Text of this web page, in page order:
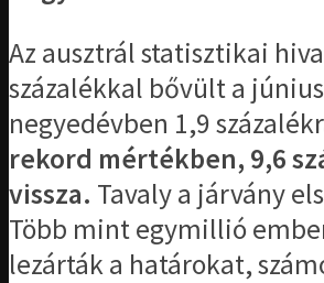
Az ausztrál statisztikai
százalékkal bővült a
negyedévben 1,9
rekord mértékben, 9,6
vissza. Tavaly a járvány
Több mint egymillió
lezárták a határokat,